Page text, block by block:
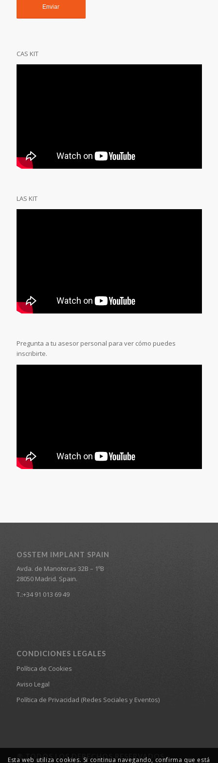
CAS KIT
LAS KIT
Pregunta a tu asesor personal para ver cómo puedes
inscribirte.
OSSTEM IMPLANT SPAIN
Avda. de Manoteras 32B – 1ºB
28050 Madrid. Spain.
T.:+34 91 013 69 49
CONDICIONES LEGALES
Política de Cookies
Aviso Legal
Política de Privacidad (Redes Sociales y Eventos)
® TODOS LOS DERECHOS RESERVADOS.
Esta web utiliza cookies. Si continua navegando, confirma que está